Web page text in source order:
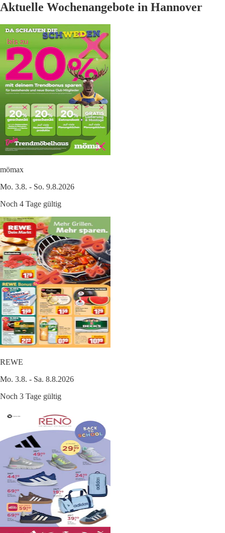
Aktuelle Wochenangebote in Hannover
mömax
Mo. 3.8. - So. 9.8.2026
Noch 4 Tage gültig
REWE
Mo. 3.8. - Sa. 8.8.2026
Noch 3 Tage gültig